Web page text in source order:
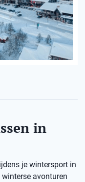
in
je wintersport in
avonturen